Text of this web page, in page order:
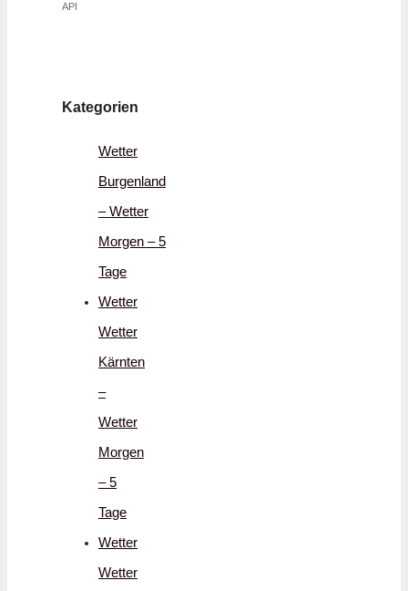
API
Kategorien
Wetter
Burgenland
– Wetter
Morgen – 5
Tage
Wetter
Wetter
Kärnten
–
Wetter
Morgen
– 5
Tage
Wetter
Wetter